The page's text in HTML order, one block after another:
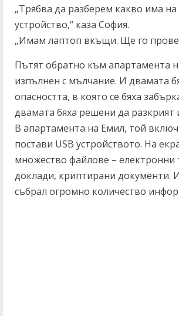
„Трябва да разберем какво има на
устройство,“ каза София.
„Имам лаптоп вкъщи. Ще го
Пътят обратно към апартамента
изпълнен с мълчание. И двамата
опасността, в която се бяха
двамата бяха решени да разкрият
В апартамента на Емил, той
постави USB устройството. На
множество файлове – електронни
доклади, криптирани документи.
събрал огромно количество